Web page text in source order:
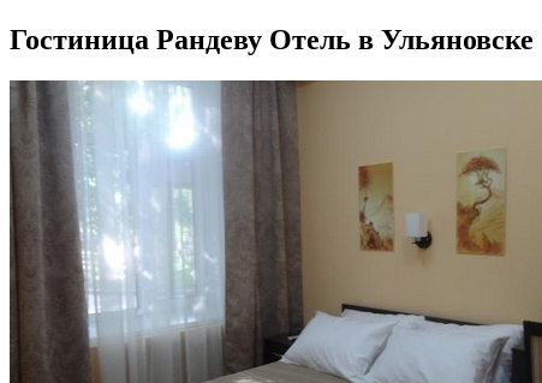
Гостиница Рандеву Отель в Ульяновске